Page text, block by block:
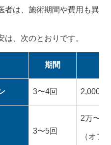
者は、施術期間や費用も異
、次のとおりです。
期間
3〜4回 2,000〜
3〜5回
2万〜4
（オフ